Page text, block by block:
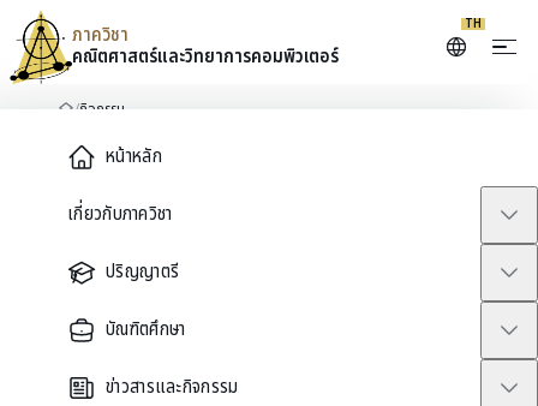
หน้าหลัก
เกี่ยวกับภาควิชา
ปริญญาตรี
บัณฑิตศึกษา
ข่าวสารและกิจกรรม
ภาควิชา
คณิตศาสตร์และวิทยาการคอมพิวเตอร์
TH
Skip to content
/กิจกรรม
ปฏิทินภาควิชา
กิจกรรม
สัมมนา กิจกรรมวิชาการ และกิจกรรมชุมชนจากภาควิชาคณิตศาสตร์และ